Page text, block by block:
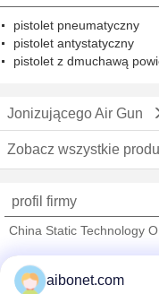
pistolet pneumatyczny
pistolet antystatyczny
pistolet z dmuchawą
Jonizującego Air Gun
Zobacz wszystkie
profil firmy
China Static Technology
Trust Seal
aibonet.com